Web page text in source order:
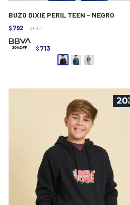
BUZO DIXIE PERIL TEEN - NEGRO
$ 792 $ 990
$ 713